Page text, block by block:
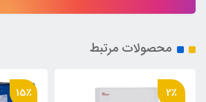
محصولات مرتبط
2٪ 15٪